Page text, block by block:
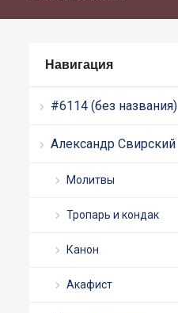
Навигация
#6114 (без названия)
Александр Свирский
Молитвы
Тропарь и кондак
Канон
Акафист